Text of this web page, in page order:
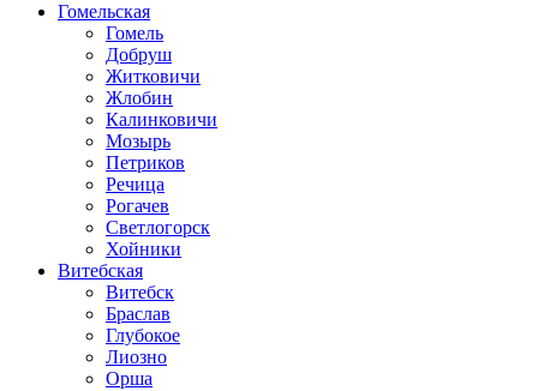
Гомельская
Гомель
Добруш
Житковичи
Жлобин
Калинковичи
Мозырь
Петриков
Речица
Рогачев
Светлогорск
Хойники
Витебская
Витебск
Браслав
Глубокое
Лиозно
Орша